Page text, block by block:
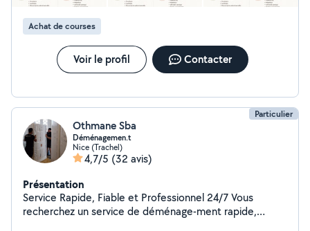
Achat de courses
Voir le profil Contacter
Particulier
Othmane Sba
Déménagemen.t
Nice (Trachel)
4,7/5 (32 avis)
Présentation
Service Rapide, Fiable et Professionnel 24/7 Vous
recherchez un service de déménage-ment rapide,